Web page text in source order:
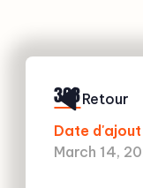
363
Date d'ajout
March 14,
Retour